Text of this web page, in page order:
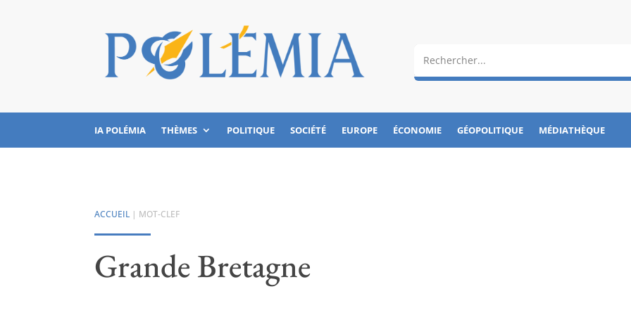
IA POLÉMIA THÈMES POLITIQUE SOCIÉTÉ EUROPE ÉCONOMIE GÉOPOLITIQUE MÉDIATHÈQUE
ACCUEIL | MOT-CLEF
Grande Bretagne